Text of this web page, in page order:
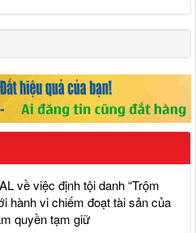
về việc định tội danh “Trộm
hành vi chiếm đoạt tài sản của
quyền tạm giữ